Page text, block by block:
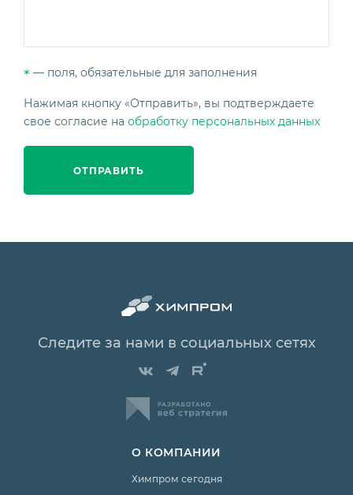
* — поля, обязательные для заполнения
Нажимая кнопку «Отправить», вы подтверждаете
свое согласие на обработку персональных данных
Следите за нами в социальных сетях
О КОМПАНИИ
Химпром сегодня